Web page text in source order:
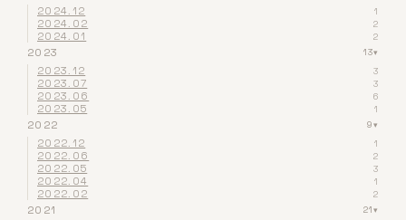
2024.12 1
2024.02 2
2024.01 2
2023 13▾
2023.12 3
2023.07 3
2023.06 6
2023.05 1
2022 9▾
2022.12 1
2022.06 2
2022.05 3
2022.04 1
2022.02 2
2021 21▾